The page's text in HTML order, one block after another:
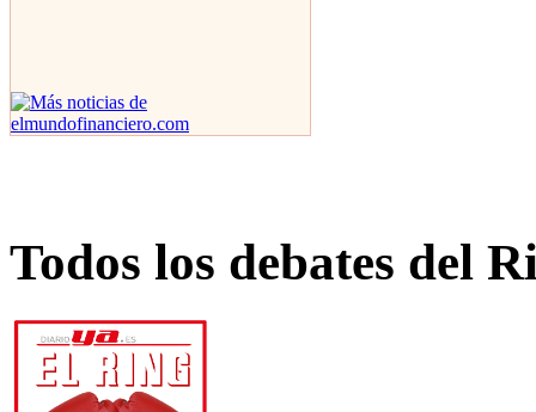
Todos los debates del